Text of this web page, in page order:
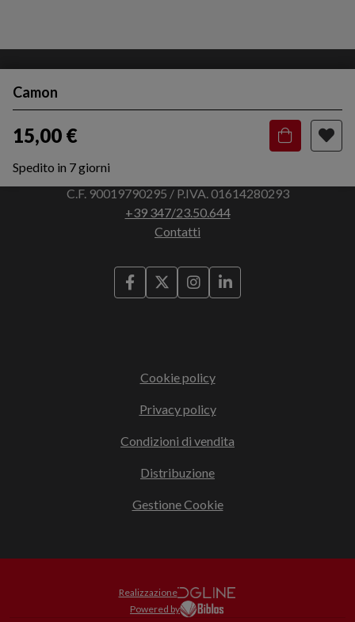
Camon
15,00 €
Spedito in 7 giorniVia Francesco Bocchi, 3 - 45011 Adria (RO)
C.F. 90019790295 / P.IVA. 01614280293
+39 347/23.50.644
Contatti
Cookie policy
Privacy policy
Condizioni di vendita
Distribuzione
Gestione Cookie
Realizzazione
Powered by